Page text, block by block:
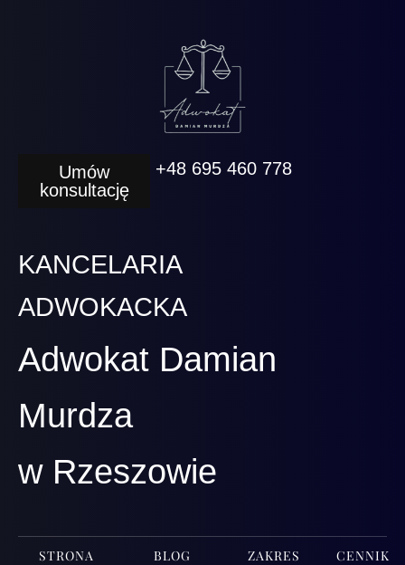
Umów
konsultację
+48 695 460 778
KANCELARIA
ADWOKACKA
Adwokat Damian
Murdza
w Rzeszowie
STRONA
BLOG
ZAKRES
CENNIK